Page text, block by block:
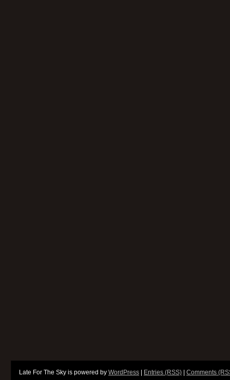
Late For The Sky is powered by WordPress Entries (RSS) Comments